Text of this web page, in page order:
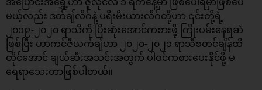
မယ့်လည်း ဒတ်ချ်လိဂ်နဲ့ ပရီးမီးယားလိဂ်တို့ဟာ ၎င်းတို့ရဲ့
၂၀၁၉-၂၀၂၀ ရာသီကို ပြီးဆုံးအောင်ကစားဖို့ ကြိုးပမ်းနေရဆဲ
ဖြစ်ပြီး ဟာကင်ဇီယက်ချ်ဟာ ၂၀၂၀-၂၀၂၁ ရာသီစတင်ချိန်ထိ
တိုင်အောင် ချယ်ဆီးအသင်းအတွက် ပါဝင်ကစားပေးနိုင်ဖို့ မ
ရေရာသေးတာဖြစ်ပါတယ်။